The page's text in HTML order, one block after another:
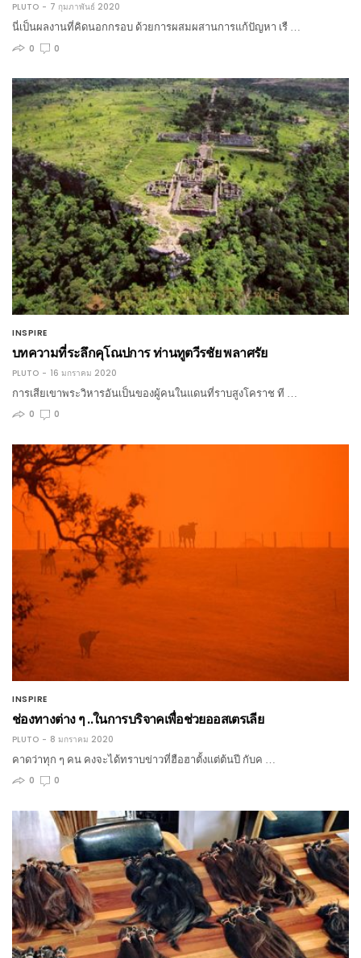
PLUTO
7 กุมภาพันธ์ 2020
นี่เป็นผลงานที่คิดนอกกรอบ ด้วยการผสมผสานการแก้ปัญหา เรื …
0
0
INSPIRE
บทความที่ระลึกคุโณปการ ท่านทูตวีรชัย พลาศรัย
PLUTO
16 มกราคม 2020
การเสียเขาพระวิหารอันเป็นของผู้คนในแดนที่ราบสูงโคราช ที …
0
0
INSPIRE
ช่องทางต่าง ๆ ..ในการบริจาคเพื่อช่วยออสเตรเลีย
PLUTO
8 มกราคม 2020
คาดว่าทุก ๆ คน คงจะได้ทราบข่าวที่ฮือฮาตั้งแต่ต้นปี กับค …
0
0